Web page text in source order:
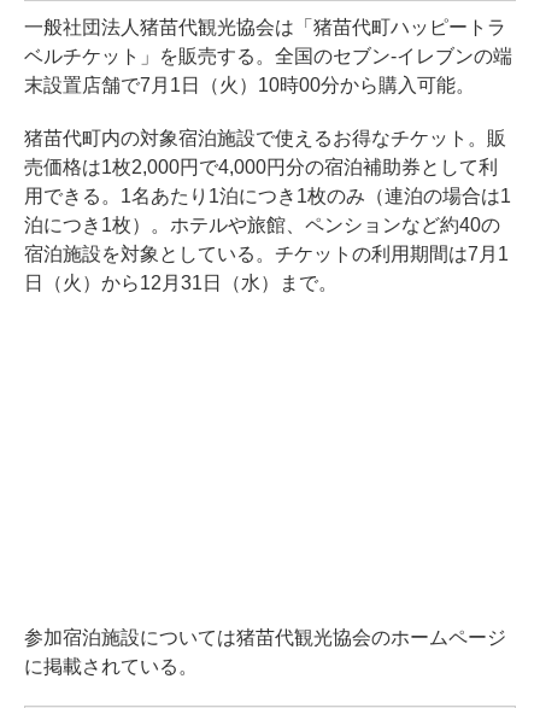
一般社団法人猪苗代観光協会は「猪苗代町ハッピートラ
ベルチケット」を販売する。全国のセブン-イレブンの端
末設置店舗で7月1日（火）10時00分から購入可能。
猪苗代町内の対象宿泊施設で使えるお得なチケット。販
売価格は1枚2,000円で4,000円分の宿泊補助券として利
用できる。1名あたり1泊につき1枚のみ（連泊の場合は1
泊につき1枚）。ホテルや旅館、ペンションなど約40の
宿泊施設を対象としている。チケットの利用期間は7月1
日（火）から12月31日（水）まで。
参加宿泊施設については猪苗代観光協会のホームページ
に掲載されている。